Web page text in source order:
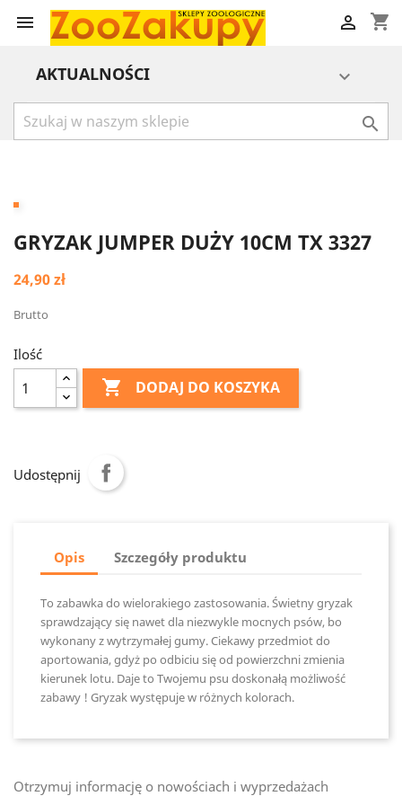
 shopping_cart

AKTUALNOŚCI 

GRYZAK JUMPER DUŻY 10CM TX 3327
24,90 zł
Brutto
Ilość
 DODAJ DO KOSZYKA
Udostępnij
Opis Szczegóły produktu
To zabawka do wielorakiego zastosowania. Świetny gryzak
sprawdzający się nawet dla niezwykle mocnych psów, bo
wykonany z wytrzymałej gumy. Ciekawy przedmiot do
aportowania, gdyż po odbiciu się od powierzchni zmienia
kierunek lotu. Daje to Twojemu psu doskonałą możliwość
zabawy ! Gryzak występuje w różnych kolorach.
Otrzymuj informację o nowościach i wyprzedażach